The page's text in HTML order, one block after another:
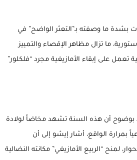
بشدة ما وصفته بـ”التعثر الواضح” في
ما تزال مظاهر الإقصاء والتمييز
على إبقاء الأمازيغية مجرد “فلكلور”
بوضوح أن هذه السنة تشهد مخاضاً لولادة
الواقع، أشار إيشو إلى أن
لمنح “الربيع الأمازيغي” مكانته النضالية